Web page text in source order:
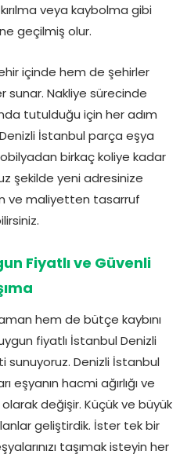
veya kaybolma gibi
geçilmiş olur.
içinde hem de şehirler
sunar. Nakliye sürecinde
tutulduğu için her adım
İstanbul parça eşya
birkaç koliye kadar
şekilde yeni adresinize
ve maliyetten tasarruf
Fiyatlı ve Güvenli
hem de bütçe kaybını
fiyatlı İstanbul Denizli
Denizli İstanbul
hacmi ağırlığı ve
değişir. Küçük ve büyük
geliştirdik. İster tek bir
taşımak isteyin her